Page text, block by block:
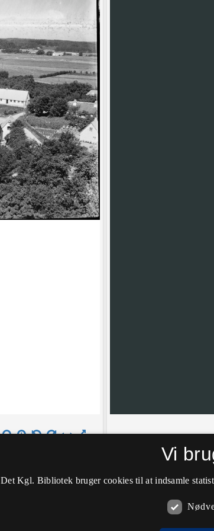
farve til grøn.
Kommentarer
Vi
Det Kgl. Bibliotek bruger cookies til at indsamle